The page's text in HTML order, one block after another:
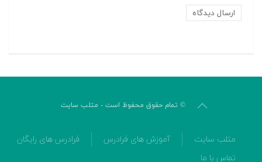
© تمام حقوق محفوظ است - متلب سایت
متلب سایت آموزش های فرادرس
فرادرس های رایگان
تماس با ما